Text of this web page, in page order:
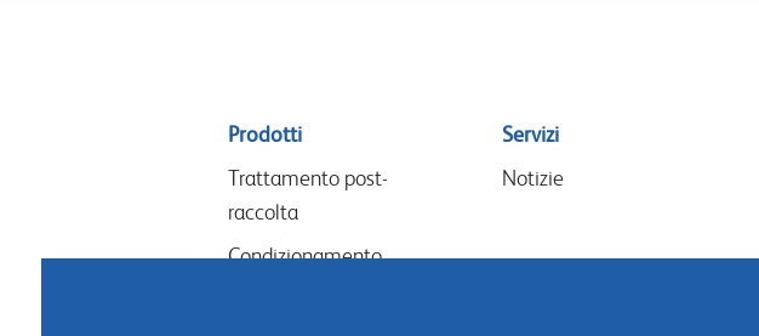
Sitemap
menu
Prodotti
Trattamento post-
raccolta
Condizionamento
Servizi
Notizie